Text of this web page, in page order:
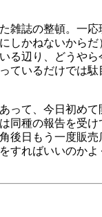
誌の整頓。一
しかねないから
る辺り、どうや
ているだけでは
て、今日初め
同種の報告を受
後日もう一度販
すればいいのか